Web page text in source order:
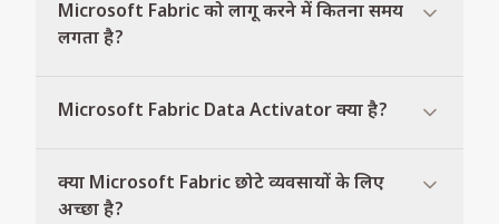
Microsoft Fabric को लागू करने में कितना समय
लगता है?
Microsoft Fabric Data Activator क्या है?
क्या Microsoft Fabric छोटे व्यवसायों के लिए
अच्छा है?